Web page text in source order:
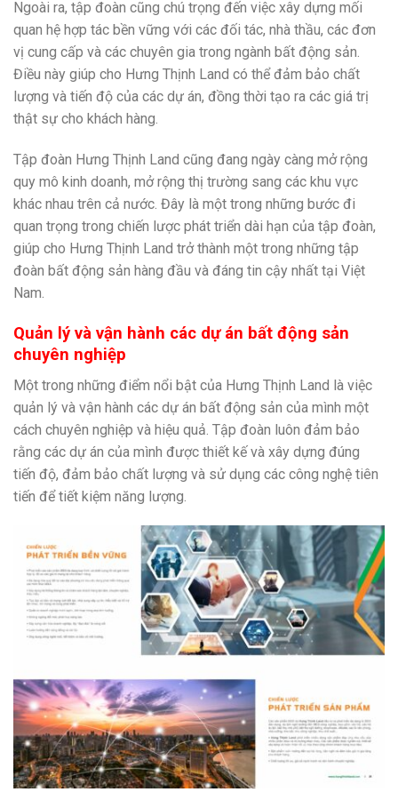
Ngoài ra, tập đoàn cũng chú trọng đến việc xây dựng mối
quan hệ hợp tác bền vững với các đối tác, nhà thầu, các đơn
vị cung cấp và các chuyên gia trong ngành bất động sản.
Điều này giúp cho Hưng Thịnh Land có thể đảm bảo chất
lượng và tiến độ của các dự án, đồng thời tạo ra các giá trị
thật sự cho khách hàng.
Tập đoàn Hưng Thịnh Land cũng đang ngày càng mở rộng
quy mô kinh doanh, mở rộng thị trường sang các khu vực
khác nhau trên cả nước. Đây là một trong những bước đi
quan trọng trong chiến lược phát triển dài hạn của tập đoàn,
giúp cho Hưng Thịnh Land trở thành một trong những tập
đoàn bất động sản hàng đầu và đáng tin cậy nhất tại Việt
Nam.
Quản lý và vận hành các dự án bất động sản
chuyên nghiệp
Một trong những điểm nổi bật của Hưng Thịnh Land là việc
quản lý và vận hành các dự án bất động sản của mình một
cách chuyên nghiệp và hiệu quả. Tập đoàn luôn đảm bảo
rằng các dự án của mình được thiết kế và xây dựng đúng
tiến độ, đảm bảo chất lượng và sử dụng các công nghệ tiên
tiến để tiết kiệm năng lượng.